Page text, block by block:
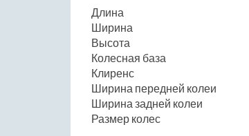
Длина
Ширина
Высота
Колесная база
Клиренс
Ширина передней колеи
Ширина задней колеи
Размер колес